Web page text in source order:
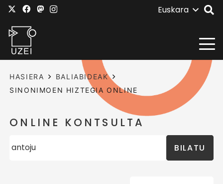
Euskara
HASIERA
BALIABIDEAK
SINONIMOEN HIZTEGIA ONLINE
ONLINE KONTSULTA
BILATU